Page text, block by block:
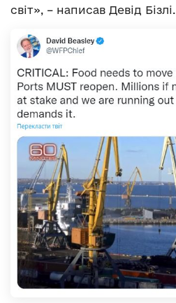
світ», – написав Девід Бізлі.